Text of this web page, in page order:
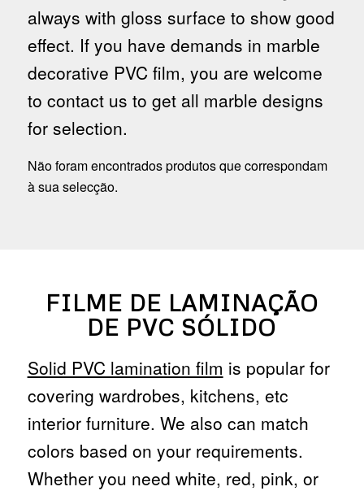
always with gloss surface to show good
effect. If you have demands in marble
decorative PVC film, you are welcome
to contact us to get all marble designs
for selection.
Não foram encontrados produtos que correspondam
à sua selecção.
FILME DE LAMINAÇÃO
DE PVC SÓLIDO
Solid PVC lamination film is popular for
covering wardrobes, kitchens, etc
interior furniture. We also can match
colors based on your requirements.
Whether you need white, red, pink, or